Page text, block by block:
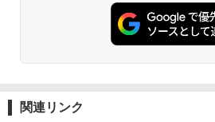
関連リンク